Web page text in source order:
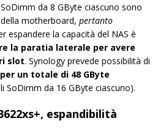
da 8 GByte ciascuno sono
motherboard, pertanto
espandere la capacità del NAS è
la paratia laterale per avere
slot. Synology prevede possibilità di
un totale di 48 GByte
SoDimm da 16 GByte ciascuno).
espandibilità